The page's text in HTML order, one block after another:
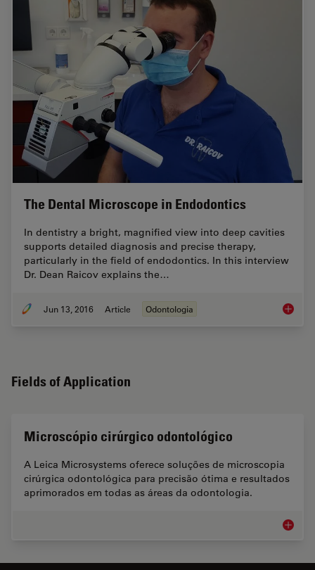
The Dental Microscope in Endodontics
In dentistry a bright, magnified view into deep cavities
supports detailed diagnosis and precise therapy,
particularly in the field of endodontics. In this interview
Dr. Dean Raicov explains the…
Jun 13, 2016 Article Odontologia The
Fields of Application
Microscópio cirúrgico odontológico
A Leica Microsystems oferece soluções de microscopia
cirúrgica odontológica para precisão ótima e resultados
aprimorados em todas as áreas da odontologia.